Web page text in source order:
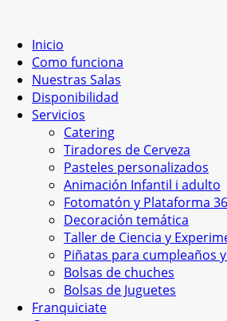
Inicio
Como funciona
Nuestras Salas
Disponibilidad
Servicios
Catering
Tiradores de Cerveza
Pasteles personalizados
Animación Infantil i adulto
Fotomatón y Plataforma
Decoración temática
Taller de Ciencia y
Piñatas para cumpleaños
Bolsas de chuches
Bolsas de Juguetes
Franquiciate